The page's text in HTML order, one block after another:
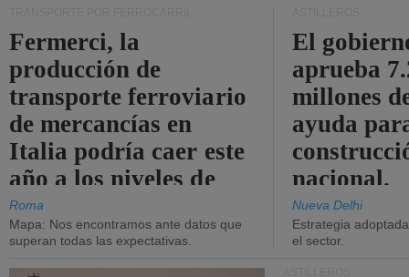
Fermerci, la
producción de
transporte ferroviario
de mercancías en
Italia podría caer este
año a los niveles de
2015.
Roma
Mapa: Nos encontramos ante datos que
superan todas las expectativas.
El
aprueba
millones
ayuda
nacional.
Nueva Delhi
Estrategia
el sector.